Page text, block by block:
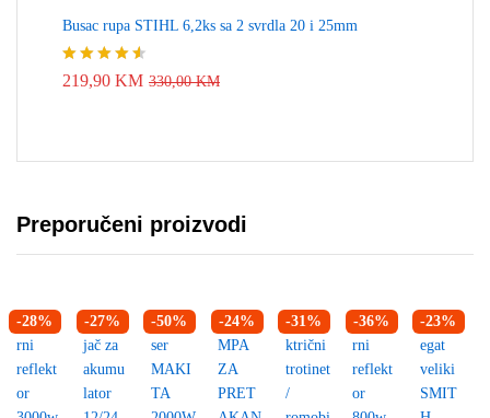
Busac rupa STIHL 6,2ks sa 2 svrdla 20 i 25mm
Ocjenjeno
219,90 KM 330,00KM
Preporučeni proizvodi
-28% -27% -50% -24% -31% -36% -23%